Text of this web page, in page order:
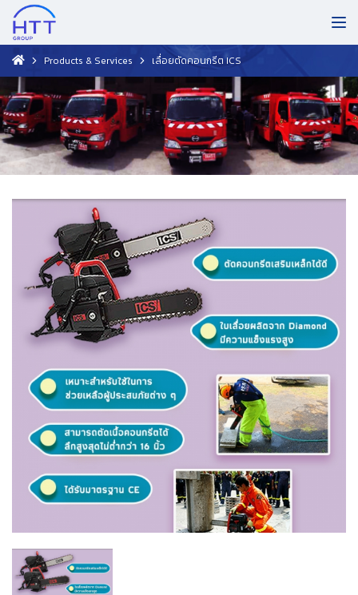
Products & Services เลื่อยตัดคอนกรีต ICS